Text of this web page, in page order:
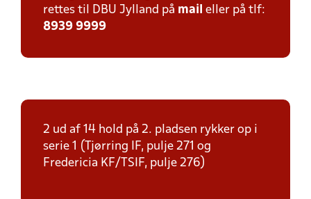
rettes til DBU Jylland på mail eller på tlf:
8939 9999
2 ud af 14 hold på 2. pladsen rykker op i
serie 1 (Tjørring IF, pulje 271 og
Fredericia KF/TSIF, pulje 276)